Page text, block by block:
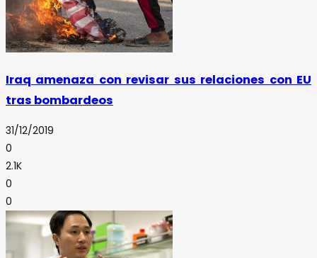
Iraq amenaza con revisar sus relaciones con EU
tras bombardeos
31/12/2019
0
2.1K
0
0